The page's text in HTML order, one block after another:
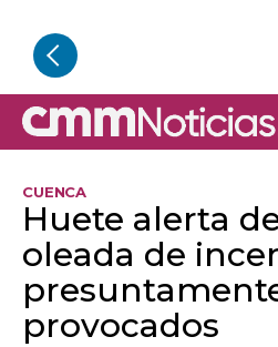
CUENCA
Huete alerta
oleada de
provocados